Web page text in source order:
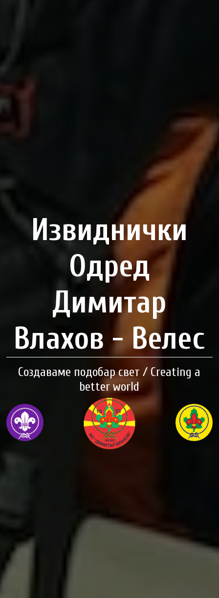
Извиднички
Одред
Димитар
Влахов - Велес
Создаваме подобар свет / Creating a
better world